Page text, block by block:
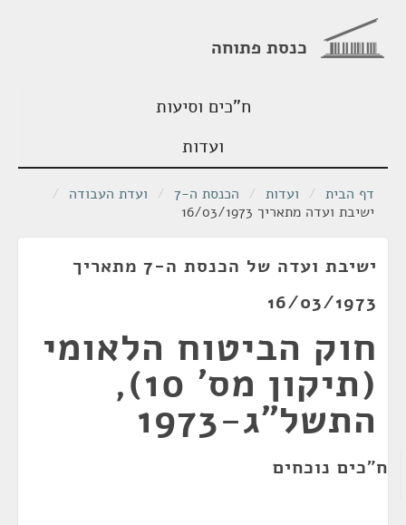
כנסת פתוחה
ח"כים וסיעות
ועדות
דף הבית / ועדות / הכנסת ה-7 / ועדת העבודה /
ישיבת ועדה מתאריך 16/03/1973
ישיבת ועדה של הכנסת ה-7 מתאריך
16/03/1973
חוק הביטוח הלאומי
(תיקון מס' 10),
התשל"ג-1973
ח"כים נוכחים